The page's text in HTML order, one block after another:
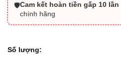
🛡️Cam kết hoàn tiền gấp 10 lần
chính hãng
Số lượng: